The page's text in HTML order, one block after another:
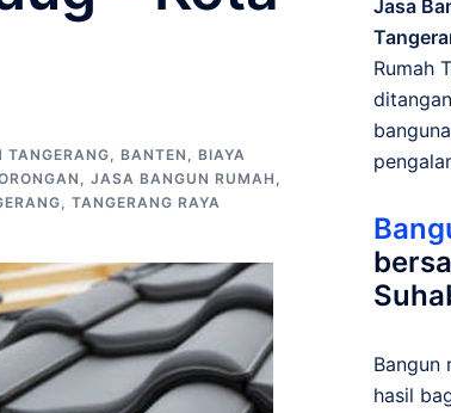
TANGERANG, BANTEN , BIAYA
, JASA BANGUN RUMAH ,
, TANGERANG RAYA
Jasa
Rumah
Bangun
hasil